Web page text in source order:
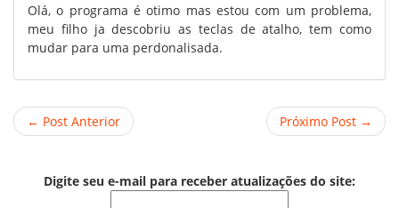
Olá, o programa é otimo mas estou com um problema,
meu filho ja descobriu as teclas de atalho, tem como
mudar para uma perdonalisada.
← Post Anterior Próximo Post →
Digite seu e-mail para receber atualizações do site: